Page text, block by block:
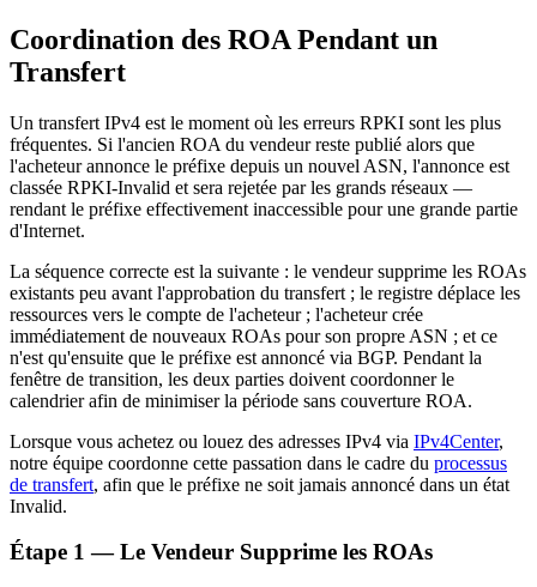
Coordination des ROA Pendant un
Transfert
Un transfert IPv4 est le moment où les erreurs RPKI sont les plus
fréquentes. Si l'ancien ROA du vendeur reste publié alors que
l'acheteur annonce le préfixe depuis un nouvel ASN, l'annonce est
classée RPKI-Invalid et sera rejetée par les grands réseaux —
rendant le préfixe effectivement inaccessible pour une grande partie
d'Internet.
La séquence correcte est la suivante : le vendeur supprime les ROAs
existants peu avant l'approbation du transfert ; le registre déplace les
ressources vers le compte de l'acheteur ; l'acheteur crée
immédiatement de nouveaux ROAs pour son propre ASN ; et ce
n'est qu'ensuite que le préfixe est annoncé via BGP. Pendant la
fenêtre de transition, les deux parties doivent coordonner le
calendrier afin de minimiser la période sans couverture ROA.
Lorsque vous achetez ou louez des adresses IPv4 via IPv4Center,
notre équipe coordonne cette passation dans le cadre du processus
de transfert, afin que le préfixe ne soit jamais annoncé dans un état
Invalid.
Étape 1 — Le Vendeur Supprime les ROAs